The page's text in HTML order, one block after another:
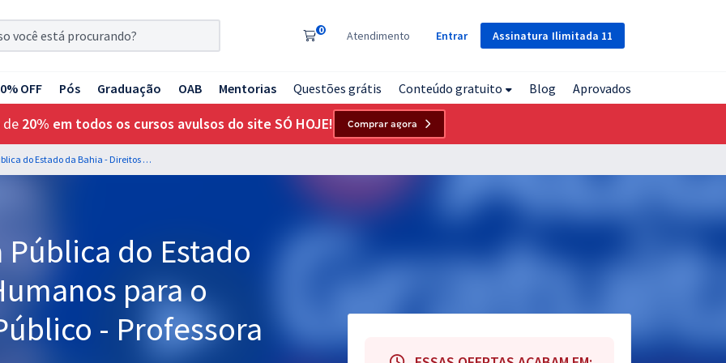
Assinatura Ilimitada 11
0 Atendimento Entrar
OFF Pós Graduação OAB Mentorias Questões grátis Conteúdo gratuito Blog Aprovados
de 20% em todos os cursos avulsos do site SÓ HOJE! Comprar agora
DPE BA - Defensoria Pública do Estado da Bahia - Direitos Humanos para o Cargo de Defensor Público - Professora Alice Rocha
Pública do Estado
para o
- Professora